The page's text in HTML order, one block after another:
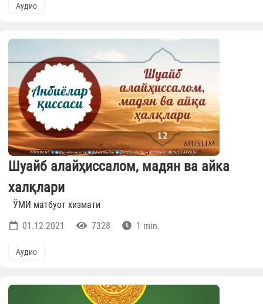
Аудио
Шуайб алайҳиссалом, мадян ва айка
халқлари
ЎМИ матбуот хизмати
01.12.2021
7328 1 min.
Аудио